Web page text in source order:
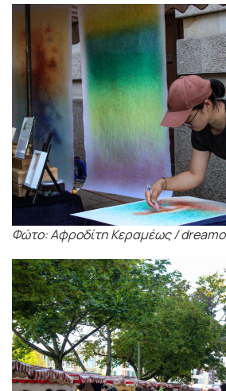
Φώτο: Αφροδίτη Κεραμέως /